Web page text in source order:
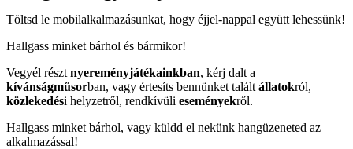
Töltsd le mobilalkalmazásunkat, hogy éjjel-nappal együtt lehessünk!
Hallgass minket bárhol és bármikor!
Vegyél részt nyereményjátékainkban, kérj dalt a
kívánságműsorban, vagy értesíts bennünket talált állatokról,
közlekedési helyzetről, rendkívüli eseményekről.
Hallgass minket bárhol, vagy küldd el nekünk hangüzeneted az
alkalmazással!